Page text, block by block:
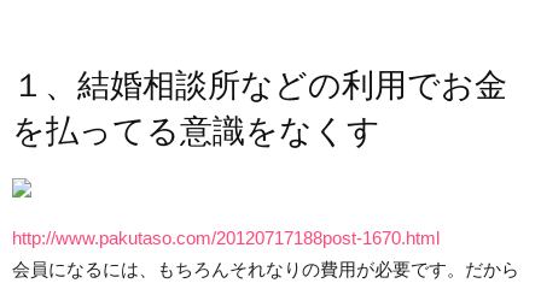
１、結婚相談所などの利用でお金
を払ってる意識をなくす
http://www.pakutaso.com/20120717188post-1670.html
会員になるには、もちろんそれなりの費用が必要です。だから